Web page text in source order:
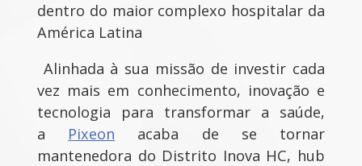
dentro do maior complexo hospitalar da
América Latina
Alinhada à sua missão de investir cada
vez mais em conhecimento, inovação e
tecnologia para transformar a saúde,
a Pixeon acaba de se tornar
mantenedora do Distrito Inova HC, hub